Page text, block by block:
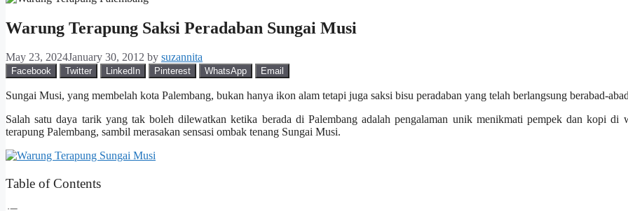
Warung Terapung Saksi Peradaban Sungai Musi
May 23, 2024January 30, 2012 by suzannita
Facebook Twitter LinkedIn Pinterest WhatsApp Email
Sungai Musi, yang membelah kota Palembang, bukan hanya ikon alam tetapi juga saksi bisu peradaban yang telah berlangsung berabad-
Salah satu daya tarik yang tak boleh dilewatkan ketika berada di Palembang adalah pengalaman unik menikmati pempek dan kopi di
terapung Palembang, sambil merasakan sensasi ombak tenang Sungai Musi.
Table of Contents